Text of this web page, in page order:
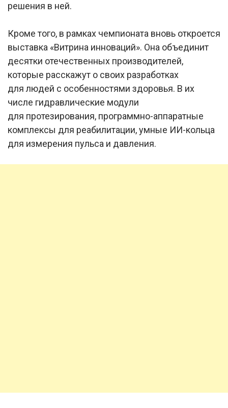
решения в ней.
Кроме того, в рамках чемпионата вновь откроется
выставка «Витрина инноваций». Она объединит
десятки отечественных производителей,
которые расскажут о своих разработках
для людей с особенностями здоровья. В их
числе гидравлические модули
для протезирования, программно-аппаратные
комплексы для реабилитации, умные ИИ-кольца
для измерения пульса и давления.